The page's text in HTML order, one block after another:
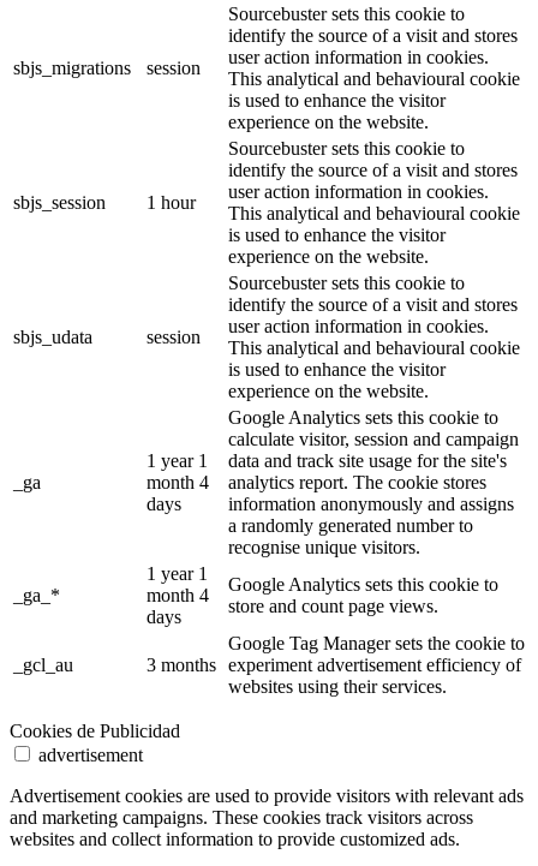
sbjs_migrations session
Sourcebuster sets this cookie to
identify the source of a visit and stores
user action information in cookies.
This analytical and behavioural cookie
is used to enhance the visitor
experience on the website.
sbjs_session 1 hour
Sourcebuster sets this cookie to
identify the source of a visit and stores
user action information in cookies.
This analytical and behavioural cookie
is used to enhance the visitor
experience on the website.
sbjs_udata session
Sourcebuster sets this cookie to
identify the source of a visit and stores
user action information in cookies.
This analytical and behavioural cookie
is used to enhance the visitor
experience on the website.
_ga
1 year 1
month 4
days
Google Analytics sets this cookie to
calculate visitor, session and campaign
data and track site usage for the site's
analytics report. The cookie stores
information anonymously and assigns
a randomly generated number to
recognise unique visitors.
_ga_*
1 year 1
month 4
days
Google Analytics sets this cookie to
store and count page views.
_gcl_au 3 months
Google Tag Manager sets the cookie to
experiment advertisement efficiency of
websites using their services.
Cookies de Publicidad
advertisement
Advertisement cookies are used to provide visitors with relevant ads
and marketing campaigns. These cookies track visitors across
websites and collect information to provide customized ads.